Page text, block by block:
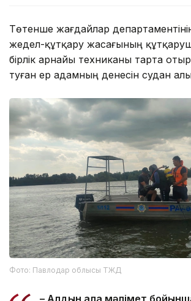
Төтенше жағдайлар
жедел-құтқару жасағының
бірлік арнайы техниканы тарта
туған ер адамның денесін судан
Фото: Павлодар облысы ТЖД